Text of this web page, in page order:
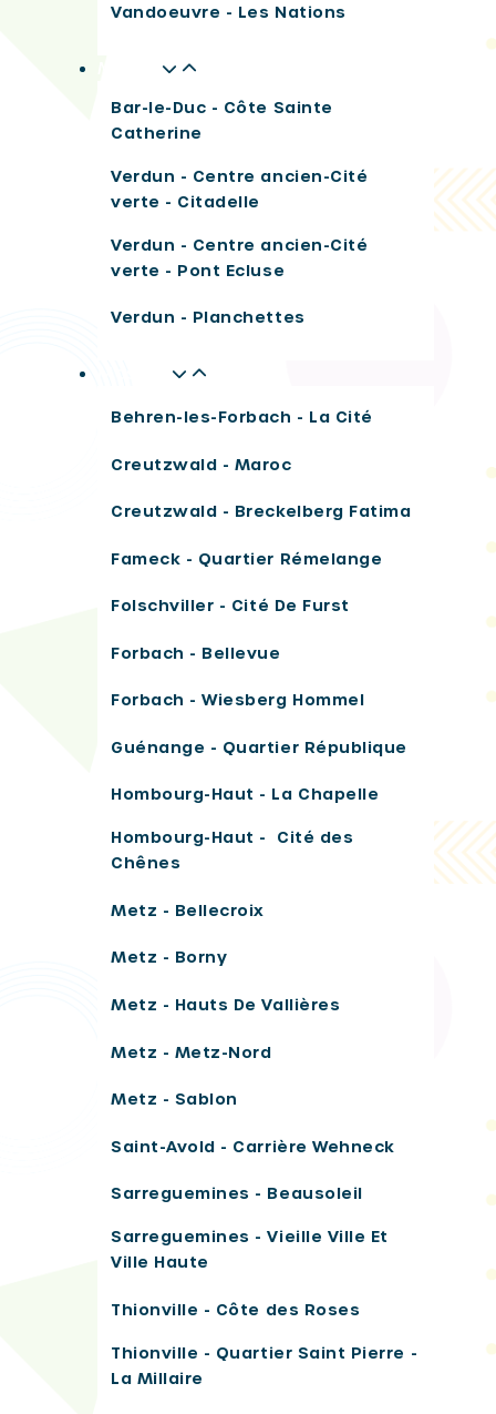
Vandoeuvre - Les Nations
Bar-le-Duc - Côte Sainte
Catherine
Verdun - Centre ancien-Cité
verte - Citadelle
Verdun - Centre ancien-Cité
verte - Pont Ecluse
Verdun - Planchettes
Behren-les-Forbach - La Cité
Creutzwald - Maroc
Creutzwald - Breckelberg Fatima
Fameck - Quartier Rémelange
Folschviller - Cité De Furst
Forbach - Bellevue
Forbach - Wiesberg Hommel
Guénange - Quartier République
Hombourg-Haut - La Chapelle
Hombourg-Haut - Cité des
Chênes
Metz - Bellecroix
Metz - Borny
Metz - Hauts De Vallières
Metz - Metz-Nord
Metz - Sablon
Saint-Avold - Carrière Wehneck
Sarreguemines - Beausoleil
Sarreguemines - Vieille Ville Et
Ville Haute
Thionville - Côte des Roses
Thionville - Quartier Saint Pierre -
La Millaire